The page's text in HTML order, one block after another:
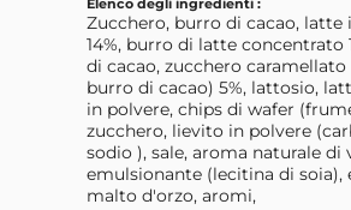
Elenco degli ingredienti :
Zucchero, burro di cacao, latte
14%, burro di latte concentrato
di cacao, zucchero caramellato
burro di cacao) 5%, lattosio,
in polvere, chips di wafer
zucchero, lievito in polvere
sodio ), sale, aroma naturale di
emulsionante (lecitina di soia),
malto d'orzo, aromi,